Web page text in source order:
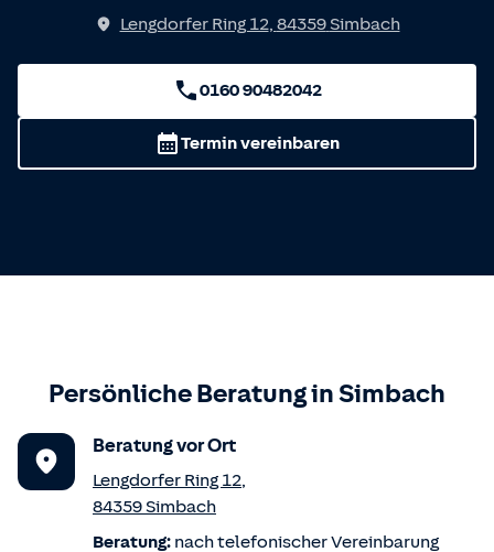
Lengdorfer Ring 12, 84359 Simbach
0160 90482042
Termin vereinbaren
Persönliche Beratung inSimbach
Beratung vor Ort
Lengdorfer Ring 12,
84359Simbach
Beratung: nach telefonischer Vereinbarung